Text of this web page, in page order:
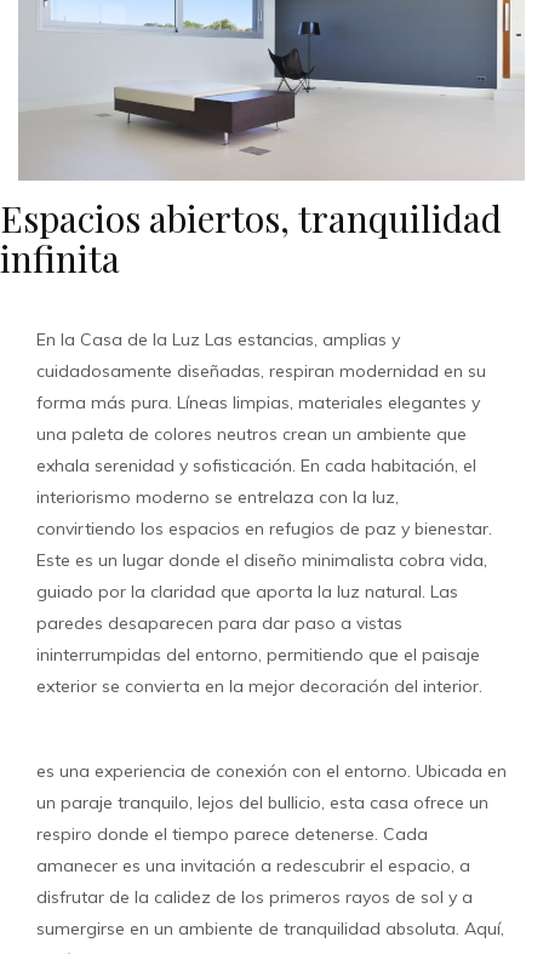
Espacios abiertos, tranquilidad
infinita
En la Casa de la Luz Las estancias, amplias y
cuidadosamente diseñadas, respiran modernidad en su
forma más pura. Líneas limpias, materiales elegantes y
una paleta de colores neutros crean un ambiente que
exhala serenidad y sofisticación. En cada habitación, el
interiorismo moderno se entrelaza con la luz,
convirtiendo los espacios en refugios de paz y bienestar.
Este es un lugar donde el diseño minimalista cobra vida,
guiado por la claridad que aporta la luz natural. Las
paredes desaparecen para dar paso a vistas
ininterrumpidas del entorno, permitiendo que el paisaje
exterior se convierta en la mejor decoración del interior.
es una experiencia de conexión con el entorno. Ubicada en
un paraje tranquilo, lejos del bullicio, esta casa ofrece un
respiro donde el tiempo parece detenerse. Cada
amanecer es una invitación a redescubrir el espacio, a
disfrutar de la calidez de los primeros rayos de sol y a
sumergirse en un ambiente de tranquilidad absoluta. Aquí,